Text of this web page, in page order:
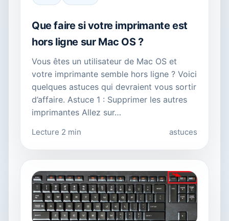
Que faire si votre imprimante est
hors ligne sur Mac OS ?
Vous êtes un utilisateur de Mac OS et
votre imprimante semble hors ligne ? Voici
quelques astuces qui devraient vous sortir
d’affaire. Astuce 1 : Supprimer les autres
imprimantes Allez sur…
Lecture 2 min astuces